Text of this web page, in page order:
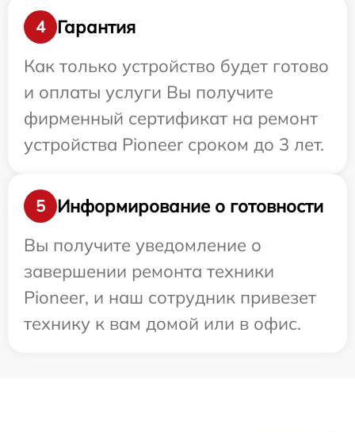
4
Гарантия
Как только устройство будет готово
и оплаты услуги Вы получите
фирменный сертификат на ремонт
устройства Pioneer сроком до 3 лет.
5
Информирование о готовности
Вы получите уведомление о
завершении ремонта техники
Pioneer, и наш сотрудник привезет
технику к вам домой или в офис.